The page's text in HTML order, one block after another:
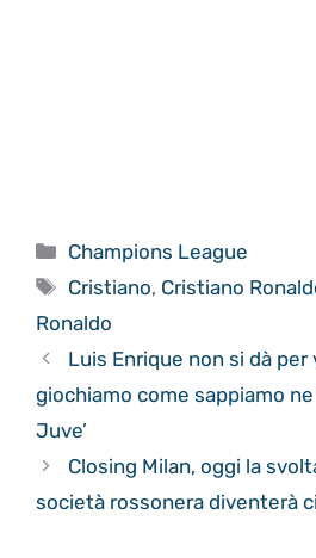
Categorie
Champions League
Tag
Cristiano, Cristiano
Ronaldo
Luis Enrique non si dà per
giochiamo come sappiamo
Juve’
Closing Milan, oggi la
società rossonera diventerà